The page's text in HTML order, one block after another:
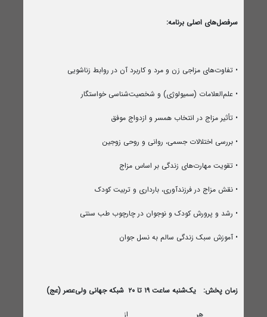
سرفصل‌های اصلی برنامه:
• تفاوت‌های مزاجی زن و مرد و کاربرد آن در روابط زناشویی
• علم‌العلامات (سمیولوژی) و شخصیت‌شناسی خواستگار
• تأثیر مزاج در انتخاب همسر و ازدواج موفق
• بررسی اختلالات جسمی، روانی و روحی زوجین
• تقویت مهارت‌های زندگی بر اساس مزاج
• نقش مزاج در فرزندآوری، بارداری و تربیت کودک
• رشد و پرورش کودک و نوجوان در چارچوب طب سنتی
• آموزش سبک زندگی سالم به نسل جوان
زمان پخش:
هر
یک‌شنبه ساعت ۱۹ تا ۲۰
از
شبکه جهانی ولی‌عصر (عج)